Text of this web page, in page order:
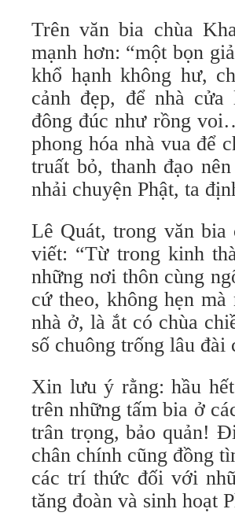
Trên văn bia chùa
mạnh hơn: “một bọn
khổ hạnh không hư,
cảnh đẹp, để nhà
đông đúc như rồng
phong hóa nhà vua để
truất bỏ, thanh đạo
nhải chuyện Phật, ta
Lê Quát, trong văn bia
viết: “Từ trong kinh
những nơi thôn cùng
cứ theo, không hẹn
nhà ở, là ắt có chùa
số chuông trống lâu
Xin lưu ý rằng: hầu
trên những tấm bia ở
trân trọng, bảo quản!
chân chính cũng đồng
các trí thức đối với
tăng đoàn và sinh hoạt